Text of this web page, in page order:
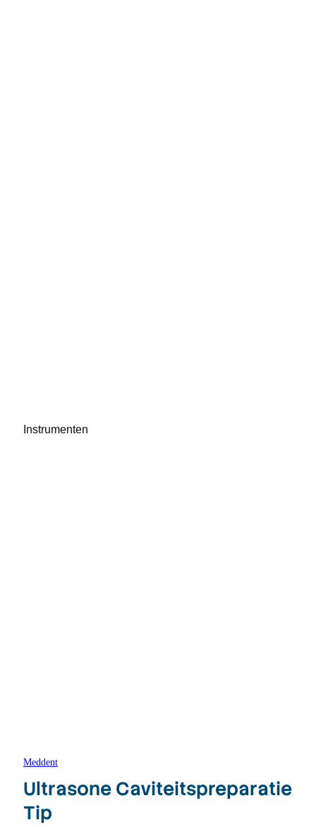
Instrumenten
Meddent
Ultrasone Caviteitspreparatie
Tip